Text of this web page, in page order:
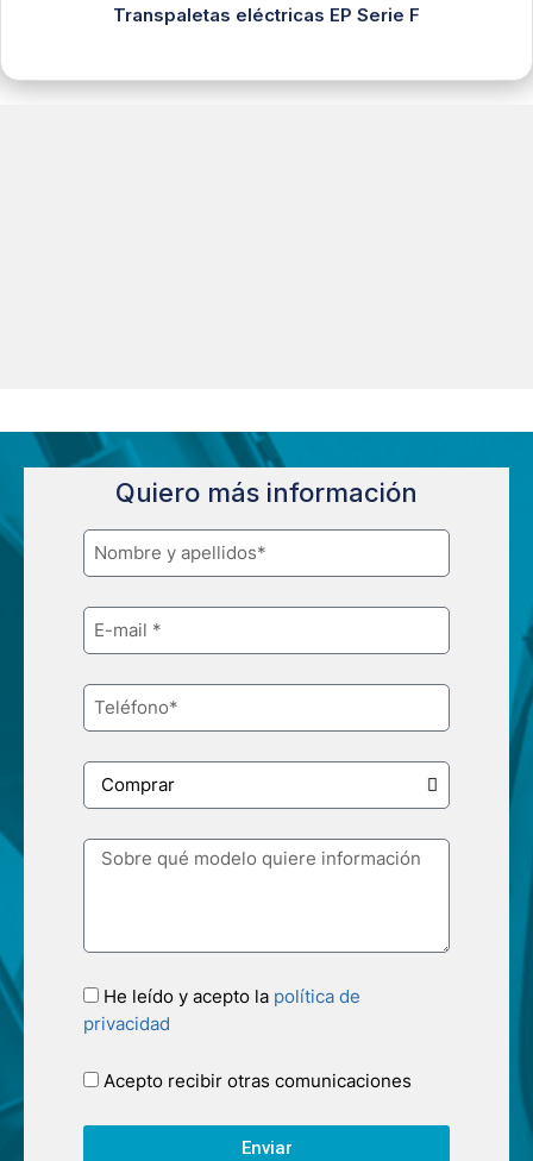
Transpaletas eléctricas EP Serie F
Quiero más información
He leído y acepto la política de
privacidad
Acepto recibir otras comunicaciones
Enviar